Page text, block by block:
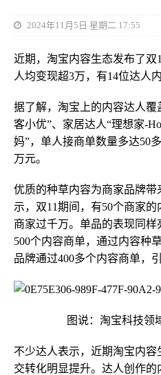
2024年11月5日 星期二 17:55
近期，淘宝内容生态发布了双
人均变现超3万，有14位达人
据了解，淘宝上的内容达人覆
客小优”、家居达人“理想家-
妈”，单人接商单数量多达50
万元。
优质的种草内容为商家品牌带
示，双11期间，有50个商家
商家过千万。单品的表现同
500个内容商单，通过内容种
品牌通过400多个内容商单，
图说：淘宝科技领
不少达人表示，近期淘宝内
交转化明显提升。达人创作